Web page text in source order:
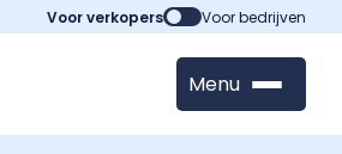
Voor verkopers Voor bedrijven
Menu